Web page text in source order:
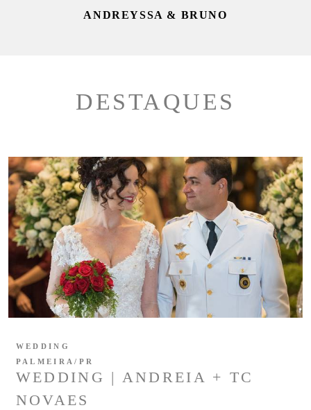
ANDREYSSA & BRUNO
DESTAQUES
WEDDING | ANDREIA + TC
NOVAES
WEDDING
PALMEIRA/PR